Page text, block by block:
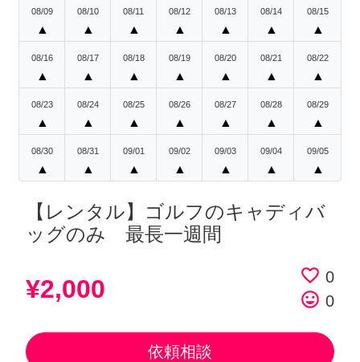
08/09
▲
08/10
▲
08/11
▲
08/12
▲
08/13
▲
08/14
▲
08/15
▲
08/16
▲
08/17
▲
08/18
▲
08/19
▲
08/20
▲
08/21
▲
08/22
▲
08/23
▲
08/24
▲
08/25
▲
08/26
▲
08/27
▲
08/28
▲
08/29
▲
08/30
▲
08/31
▲
09/01
▲
09/02
▲
09/03
▲
09/04
▲
09/05
▲
【レンタル】ゴルフのキャディバ
ッグのみ 最長一週間
¥2,000 favorite_border 0
tag_faces 0
依頼相談